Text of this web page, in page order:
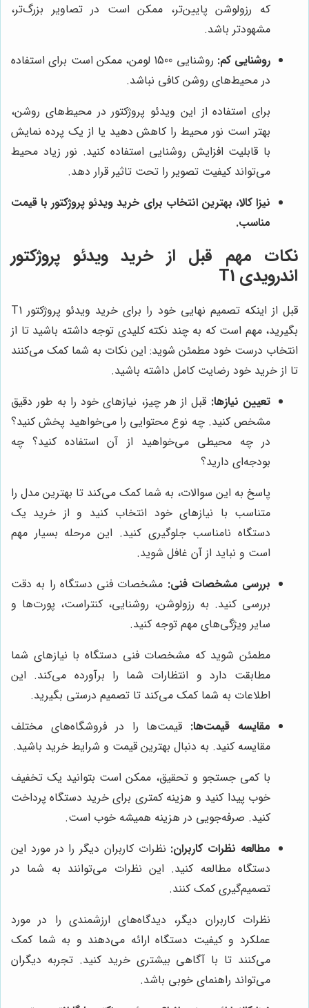
که رزولوشن پایین‌تر، ممکن است در تصاویر بزرگ‌تر،
مشهودتر باشد.
روشنایی کم:
روشنایی 1500 لومن، ممکن است برای استفاده
در محیط‌های روشن کافی نباشد.
برای استفاده از این ویدئو پروژکتور در محیط‌های روشن،
بهتر است نور محیط را کاهش دهید یا از یک پرده نمایش
با قابلیت افزایش روشنایی استفاده کنید. نور زیاد محیط
می‌تواند کیفیت تصویر را تحت تاثیر قرار دهد.
نیزا کالا، بهترین انتخاب برای خرید ویدئو پروژکتور با قیمت
مناسب.
نکات مهم قبل از خرید ویدئو پروژکتور
اندرویدی T1
قبل از اینکه تصمیم نهایی خود را برای خرید ویدئو پروژکتور T1
بگیرید، مهم است که به چند نکته کلیدی توجه داشته باشید تا از
انتخاب درست خود مطمئن شوید: این نکات به شما کمک می‌کنند
تا از خرید خود رضایت کامل داشته باشید.
تعیین نیازها: قبل از هر چیز، نیازهای خود را به طور دقیق
مشخص کنید. چه نوع محتوایی را می‌خواهید پخش کنید؟
در چه محیطی می‌خواهید از آن استفاده کنید؟ چه
بودجه‌ای دارید؟
پاسخ به این سوالات، به شما کمک می‌کند تا بهترین مدل را
متناسب با نیازهای خود انتخاب کنید و از خرید یک
دستگاه نامناسب جلوگیری کنید. این مرحله بسیار مهم
است و نباید از آن غافل شوید.
بررسی مشخصات فنی: مشخصات فنی دستگاه را به دقت
بررسی کنید. به رزولوشن، روشنایی، کنتراست، پورت‌ها و
سایر ویژگی‌های مهم توجه کنید.
مطمئن شوید که مشخصات فنی دستگاه با نیازهای شما
مطابقت دارد و انتظارات شما را برآورده می‌کند. این
اطلاعات به شما کمک می‌کند تا تصمیم درستی بگیرید.
مقایسه قیمت‌ها: قیمت‌ها را در فروشگاه‌های مختلف
مقایسه کنید. به دنبال بهترین قیمت و شرایط خرید باشید.
با کمی جستجو و تحقیق، ممکن است بتوانید یک تخفیف
خوب پیدا کنید و هزینه کمتری برای خرید دستگاه پرداخت
کنید. صرفه‌جویی در هزینه همیشه خوب است.
مطالعه نظرات کاربران: نظرات کاربران دیگر را در مورد این
دستگاه مطالعه کنید. این نظرات می‌توانند به شما در
تصمیم‌گیری کمک کنند.
نظرات کاربران دیگر، دیدگاه‌های ارزشمندی را در مورد
عملکرد و کیفیت دستگاه ارائه می‌دهند و به شما کمک
می‌کنند تا با آگاهی بیشتری خرید کنید. تجربه دیگران
می‌تواند راهنمای خوبی باشد.